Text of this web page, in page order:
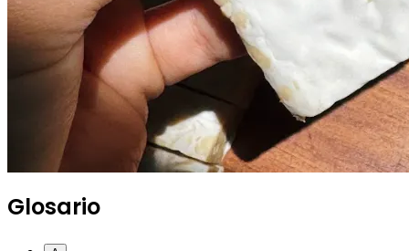
Glosario